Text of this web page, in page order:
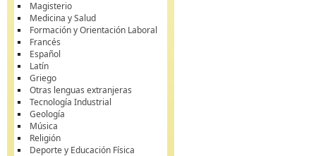
Magisterio
Medicina y Salud
Formación y Orientación Laboral
Francés
Español
Latín
Griego
Otras lenguas extranjeras
Tecnología Industrial
Geología
Música
Religión
Deporte y Educación Física